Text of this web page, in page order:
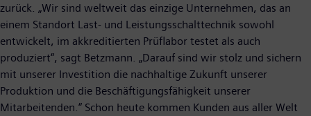
zurück. „Wir sind weltweit das einzige Unternehmen, das an
einem Standort Last- und Leistungsschalttechnik sowohl
entwickelt, im akkreditierten Prüflabor testet als auch
produziert“, sagt Betzmann. „Darauf sind wir stolz und sichern
mit unserer Investition die nachhaltige Zukunft unserer
Produktion und die Beschäftigungsfähigkeit unserer
Mitarbeitenden.“ Schon heute kommen Kunden aus aller Welt